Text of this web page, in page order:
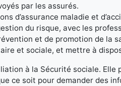
par les assurés.
d’assurance maladie et
du risque, avec les
et de promotion de la
et sociale, et mettre à
à la Sécurité sociale.
ce soit pour demander des